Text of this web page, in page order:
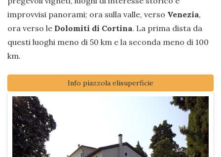
improvvisi panorami; ora sulla valle, verso Venezia,
ora verso le Dolomiti di Cortina. La prima dista da
questi luoghi meno di 50 km e la seconda meno di 100
km.
Info piazzola elisuperficie